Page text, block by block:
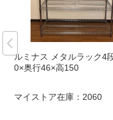
ルミナス メタルラック4
0×奥行46×高150
マイストア在庫： 2060